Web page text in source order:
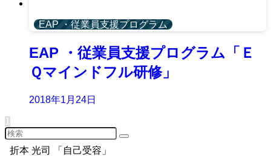
EAP ・従業員支援プログラム
EAP ・従業員支援プログラム「Ｅ
Ｑマインドフル研修」
2018年1月24日
1
折本 光司 「自己受容」